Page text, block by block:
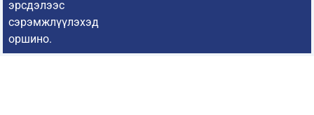
эрсдэлээс
сэрэмжлүүлэхэд
оршино.